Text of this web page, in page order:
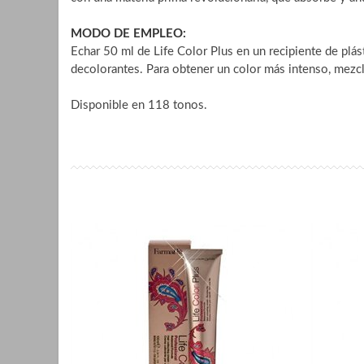
MODO DE EMPLEO:
Echar 50 ml de Life Color Plus en un recipiente de
decolorantes. Para obtener un color más intenso,
Disponible en 118 tonos.